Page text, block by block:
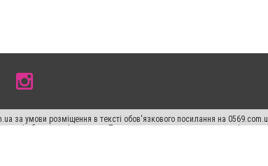
за умови розміщення в тексті обов'язкового посилання на
або в якості джерела. Порушення виняткових прав